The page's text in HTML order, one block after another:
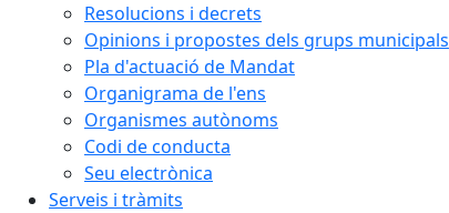
Resolucions i decrets
Opinions i propostes dels grups municipals
Pla d'actuació de Mandat
Organigrama de l'ens
Organismes autònoms
Codi de conducta
Seu electrònica
Serveis i tràmits